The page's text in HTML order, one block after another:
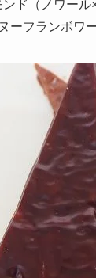
ド（ノワー
ーフランボワ